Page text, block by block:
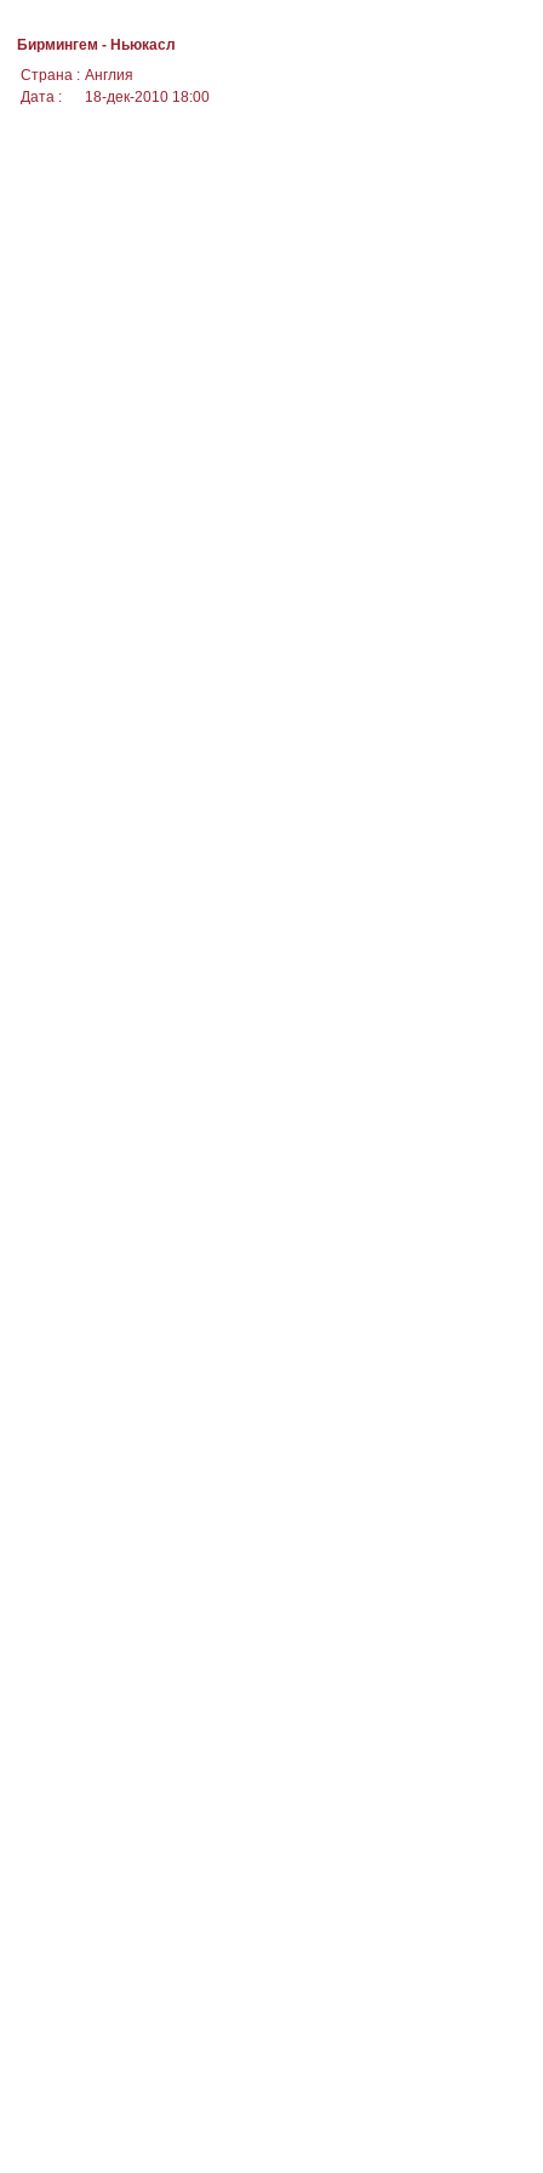
Бирмингем - Ньюкасл
Страна : Англия
Дата :
18-дек-2010 18:00